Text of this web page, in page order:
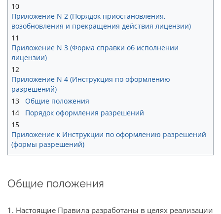
10
Приложение N 2 (Порядок приостановления,
возобновления и прекращения действия лицензии)
11
Приложение N 3 (Форма справки об исполнении
лицензии)
12
Приложение N 4 (Инструкция по оформлению
разрешений)
13
Общие положения
14
Порядок оформления разрешений
15
Приложение к Инструкции по оформлению разрешений
(формы разрешений)
Общие положения
1. Настоящие Правила разработаны в целях реализации